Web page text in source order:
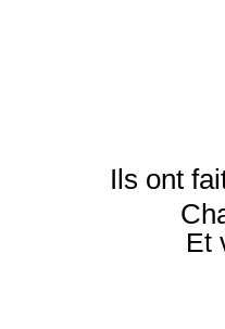
Ils ont
Et